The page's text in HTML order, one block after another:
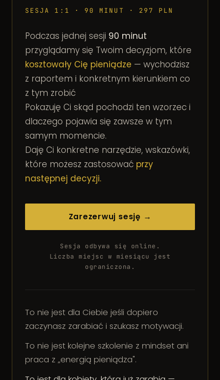
SESJA 1:1 · 90 MINUT · 297 PLN
Podczas jednej sesji 90 minut
przyglądamy się Twoim decyzjom, które
kosztowały Cię pieniądze — wychodzisz
z raportem i konkretnym kierunkiem co
z tym zrobić
Pokazuję Ci skąd pochodzi ten wzorzec i
dlaczego pojawia się zawsze w tym
samym momencie.
Daję Ci konkretne narzędzie, wskazówki,
które możesz zastosować przy
następnej decyzji.
Zarezerwuj sesję →
Sesja odbywa się online.
Liczba miejsc w miesiącu jest
ograniczona.
To nie jest dla Ciebie jeśli dopiero
zaczynasz zarabiać i szukasz motywacji.
To nie jest kolejne szkolenie z mindset ani
praca z „energią pieniądza".